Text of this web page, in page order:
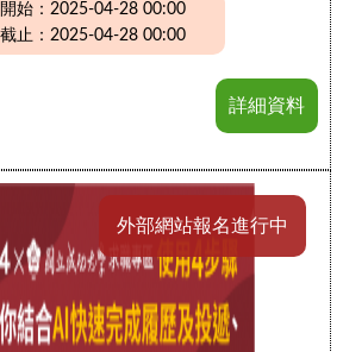
始：2025-04-28 00:00
止：2025-04-28 00:00
詳細資料
外部網站報名進行中